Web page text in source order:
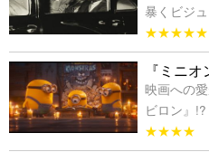
暴くビジ
★★★★★
『ミニ
映画への
ビロン』!?
★★★★